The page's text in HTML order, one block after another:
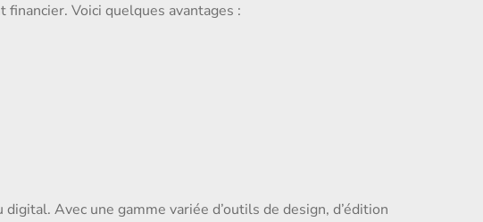
Voici quelques avantages :
Avec une gamme variée d’outils de design, d’édition